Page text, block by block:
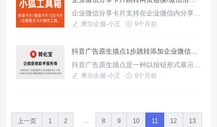
企业微信分享卡片支持在企业微信内分享使
用，点击卡片即可跳转微信活码，活码可以
一款图文分享卡片制作工具，除了支持做抖
音/知乎分享卡片，微信分享卡片，还支持
企业微信卡片。企业微信卡片分为分享卡片
和欢迎语/客服卡片，这里介绍分享
摩尔企服-小王
9个月前
抖音广告原生描点是一种以按钮形式展示
的，点击可跳转页面的组件，一般在用户滑
具，适用于全平台广告，二者结合可实现点
击原生描点直接跳转企微加粉获客，进一步
摩尔企服-小王
9个月前
上一页 1 2 ... 8 9 10 11 12 13